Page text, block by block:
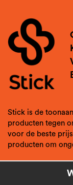
Stick is de
producten tegen
voor de beste
producten om